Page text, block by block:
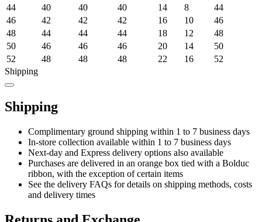
44
40 40 40 14 8
44
46
42 42 42 16 10
46
48
44 44 44 18 12
48
50
46 46 46 20 14
50
52
48 48 48 22 16
52
Shipping
Shipping
Complimentary ground shipping within 1 to 7 business days
In-store collection available within 1 to 7 business days
Next-day and Express delivery options also available
Purchases are delivered in an orange box tied with a Bolduc
ribbon, with the exception of certain items
See the delivery FAQs for details on shipping methods, costs
and delivery times